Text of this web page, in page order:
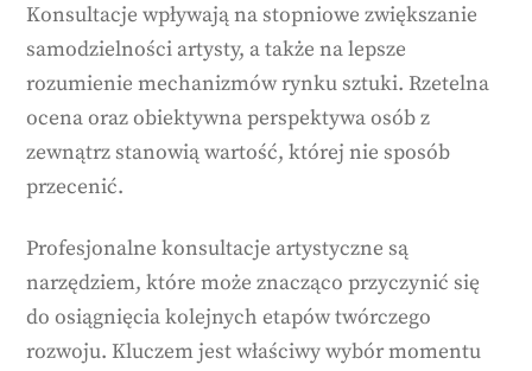
Konsultacje wpływają na stopniowe zwiększanie
samodzielności artysty, a także na lepsze
rozumienie mechanizmów rynku sztuki. Rzetelna
ocena oraz obiektywna perspektywa osób z
zewnątrz stanowią wartość, której nie sposób
przecenić.
Profesjonalne konsultacje artystyczne są
narzędziem, które może znacząco przyczynić się
do osiągnięcia kolejnych etapów twórczego
rozwoju. Kluczem jest właściwy wybór momentu